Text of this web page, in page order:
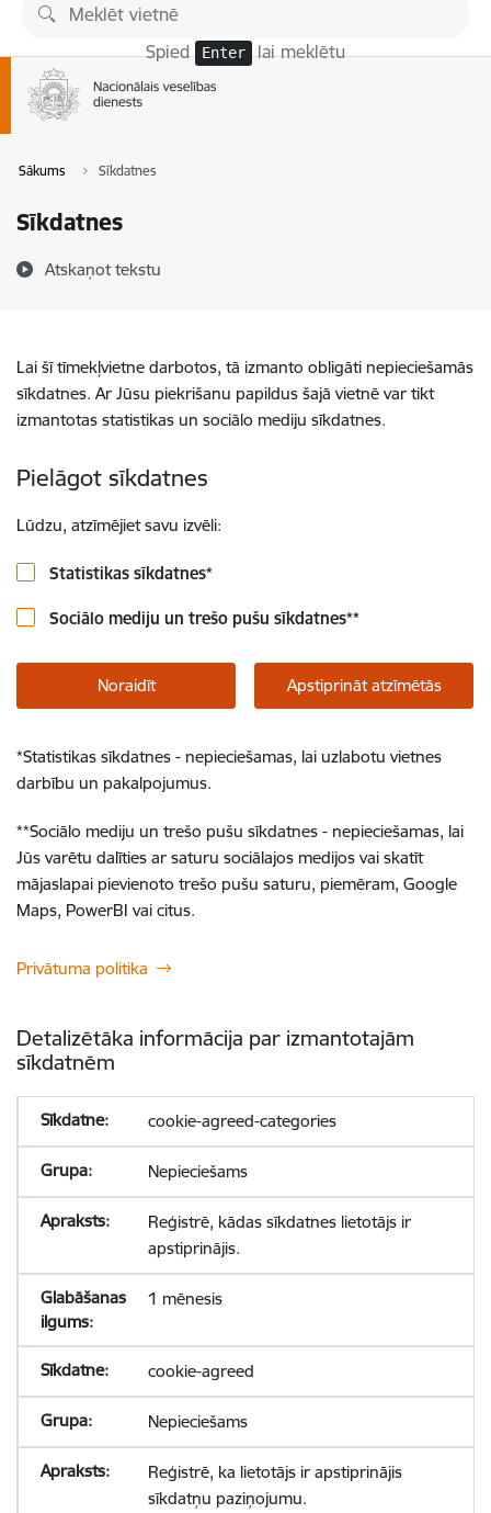
Pāriet uz lapas saturu
Spied Enter lai meklētu
Sākums Sīkdatnes
Sīkdatnes
Atskaņot tekstu
Lai šī tīmekļvietne darbotos, tā izmanto obligāti nepieciešamās
sīkdatnes. Ar Jūsu piekrišanu papildus šajā vietnē var tikt
izmantotas statistikas un sociālo mediju sīkdatnes.
Pielāgot sīkdatnes
Lūdzu, atzīmējiet savu izvēli:
Statistikas sīkdatnes*
Sociālo mediju un trešo pušu sīkdatnes**
Noraidīt Apstiprināt atzīmētās
*Statistikas sīkdatnes - nepieciešamas, lai uzlabotu vietnes
darbību un pakalpojumus.
**Sociālo mediju un trešo pušu sīkdatnes - nepieciešamas, lai
Jūs varētu dalīties ar saturu sociālajos medijos vai skatīt
mājaslapai pievienoto trešo pušu saturu, piemēram, Google
Maps, PowerBI vai citus.
Privātuma politika
Detalizētāka informācija par izmantotajām
sīkdatnēm
cookie-agreed-categories
Nepieciešams
Reģistrē, kādas sīkdatnes lietotājs ir
apstiprinājis.
1 mēnesis
cookie-agreed
Nepieciešams
Reģistrē, ka lietotājs ir apstiprinājis
sīkdatņu paziņojumu.